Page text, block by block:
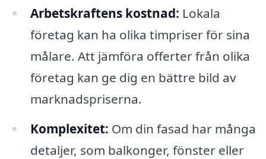
Arbetskraftens kostnad: Lokala
företag kan ha olika timpriser för sina
målare. Att jämföra offerter från olika
företag kan ge dig en bättre bild av
marknadspriserna.
Komplexitet: Om din fasad har många
detaljer, som balkonger, fönster eller